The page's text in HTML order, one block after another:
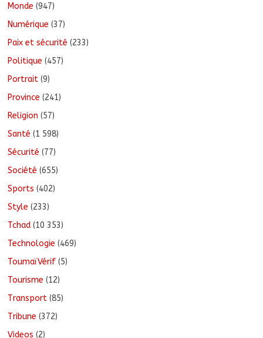
Monde (947)
Numérique (37)
Paix et sécurité (233)
Politique (457)
Portrait (9)
Province (241)
Religion (57)
Santé (1 598)
Sécurité (77)
Société (655)
Sports (402)
Style (233)
Tchad (10 353)
Technologie (469)
ToumaïVérif (5)
Tourisme (12)
Transport (85)
Tribune (372)
Videos (2)